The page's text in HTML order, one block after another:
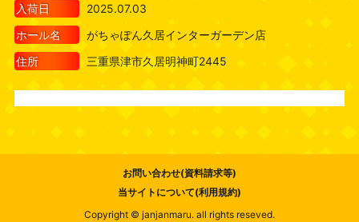
入荷日
2025.07.03
ホール名
がちゃぽん久居インターガーデン店
住所
三重県津市久居明神町2445
お問い合わせ(資料請求等)
当サイトについて(利用規約)
Copyright © janjanmaru. all rights reseved.